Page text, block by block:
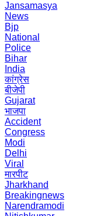
Jansamasya
News
Bjp
National
Police
Bihar
India
कांग्रेस
बीजेपी
Gujarat
भाजपा
Accident
Congress
Modi
Delhi
Viral
मारपीट
Jharkhand
Breakingnews
Narendramodi